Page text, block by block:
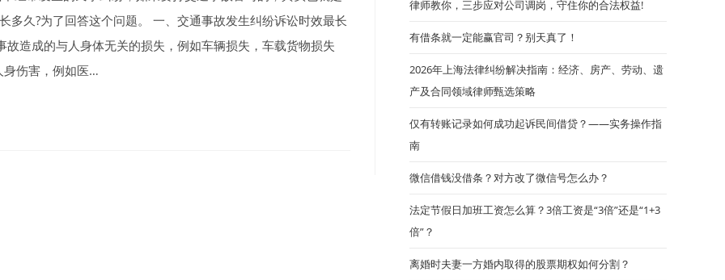
久?为了回答这个问题。 一、交通事故发生纠纷诉讼时效最长
造成的与人身体无关的损失，例如车辆损失，车载货物损失
身伤害，例如医…
律师教你，三步应对公司调岗，守住你的合法权益!
有借条就一定能赢官司？别天真了！
2026年上海法律纠纷解决指南：经济、房产、劳动、遗
产及合同领域律师甄选策略
仅有转账记录如何成功起诉民间借贷？——实务操作指
南
微信借钱没借条？对方改了微信号怎么办？
法定节假日加班工资怎么算？3倍工资是“3倍”还是“1+3
倍”？
离婚时夫妻一方婚内取得的股票期权如何分割？